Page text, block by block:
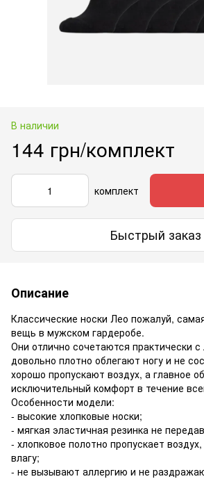
В наличии
144 грн/комплект
комплект
Быстрый заказ
Описание
Классические носки Лео пожалуй,
вещь в мужском гардеробе.
Они отлично сочетаются практически
довольно плотно облегают ногу и не
хорошо пропускают воздух, а главное
исключительный комфорт в течение
Особенности модели:
- высокие хлопковые носки;
- мягкая эластичная резинка не
- хлопковое полотно пропускает
влагу;
- не вызывают аллергию и не